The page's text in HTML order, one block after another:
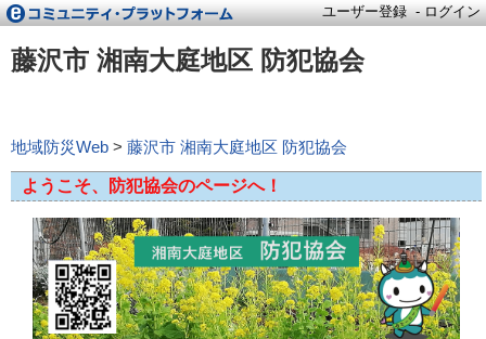
ユーザー登録 -ログイン
藤沢市 湘南大庭地区 防犯協会
地域防災Web > 藤沢市 湘南大庭地区 防犯協会
ようこそ、防犯協会のページへ！